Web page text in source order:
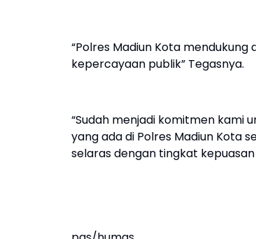
“Polres Madiun Kota
kepercayaan publik” Tegasnya.
“Sudah menjadi komitmen kami
yang ada di Polres Madiun Kota
selaras dengan tingkat